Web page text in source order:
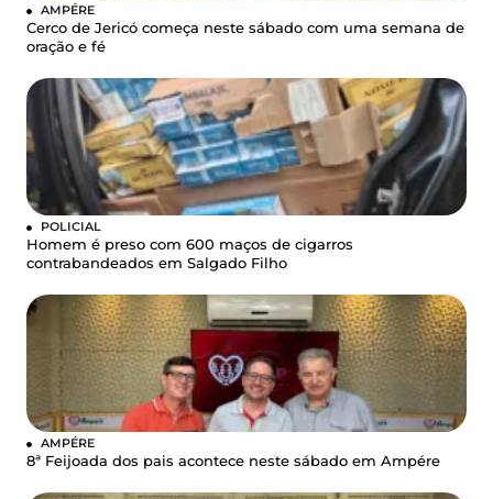
AMPÉRE
Cerco de Jericó começa neste sábado com uma semana de
oração e fé
POLICIAL
Homem é preso com 600 maços de cigarros
contrabandeados em Salgado Filho
AMPÉRE
8ª Feijoada dos pais acontece neste sábado em Ampére